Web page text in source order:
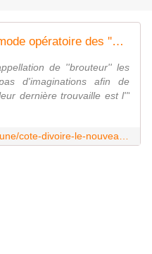
Côte d'Ivoire : le nouveau mode opératoire des ''brouteurs''
de ''brouteur'' les
d'imaginations afin de
dernière trouvaille est l'"